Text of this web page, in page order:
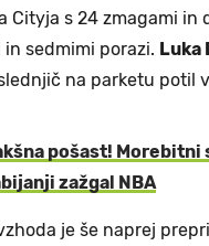
Cityja s 24 zmagami in
in sedmimi porazi. Luka
na parketu potil
pošast!
zažgal NBA
je še naprej